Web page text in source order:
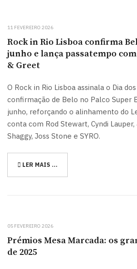
11 FEVEREIRO 2026
Rock in Rio Lisboa confirma
junho e lança passatempo
& Greet
O Rock in Rio Lisboa assinala o Dia
confirmação de Belo no Palco Super
junho, reforçando o alinhamento do
conta com Rod Stewart, Cyndi
Shaggy, Joss Stone e SYRO.
LER MAIS …
05 FEVEREIRO 2026
Prémios Mesa Marcada: os
de 2025